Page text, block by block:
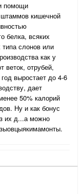
помощи
кишечной
белка, всяких
слонов или
как у
веток, отрубей,
выростает до 4-6
дает
50% калорий
Ну и как бонус
их д...а можно